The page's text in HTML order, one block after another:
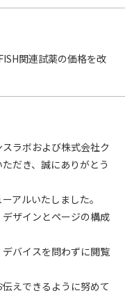
関連試薬の価格を改
ラボおよび株式会社ク
だき、誠にありがとう
アルいたしました。
ザインとページの構成
バイスを問わずに閲覧
えできるように努めて